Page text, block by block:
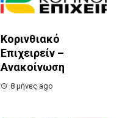
Κορινθιακό
Επιχειρείν –
Ανακοίνωση
8 μήνες ago